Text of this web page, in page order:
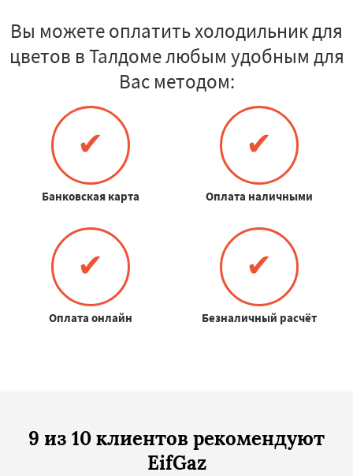
Вы можете оплатить холодильник для
цветов в Талдоме любым удобным для
Вас методом:
✔
Банковская карта
✔
Оплата наличными
✔
Оплата онлайн
✔
Безналичный расчёт
9 из 10 клиентов рекомендуют
EifGaz